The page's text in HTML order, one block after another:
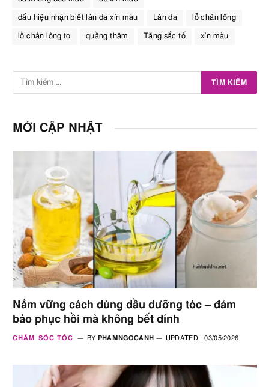
dấu hiệu nhận biết làn da xỉn màu Làn da lỗ chân lông
lỗ chân lông to quầng thâm Tăng sắc tố xỉn màu
MỚI CẬP NHẬT
Nắm vững cách dùng dầu dưỡng tóc – đảm
bảo phục hồi mà không bết dính
CHĂM SÓC TÓC BY PHAMNGOCANH UPDATED: 03/05/2026